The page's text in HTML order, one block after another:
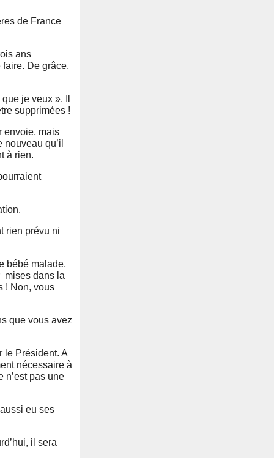
de France
ans
De grâce,
je veux ». Il
supprimées !
envoie, mais
qu’il
à rien.
rien prévu ni
bébé malade,
mises dans la
! Non, vous
que vous avez
le Président. A
nécessaire à
n’est pas une
eu ses
il sera